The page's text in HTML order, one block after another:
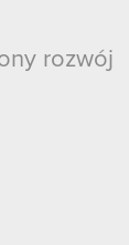
rozwój